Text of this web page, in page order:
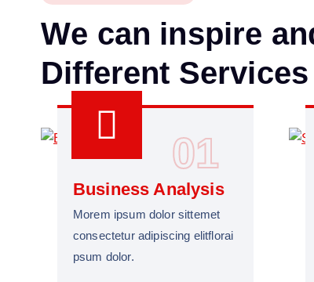
We can inspire an
Different Services
01
Business Analysis
Morem ipsum dolor sittemet
consectetur adipiscing elitflorai
psum dolor.